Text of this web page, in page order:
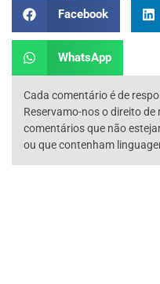
Facebook
WhatsApp
Cada comentário é de
Reservamo-nos o direito
comentários que não
ou que contenham